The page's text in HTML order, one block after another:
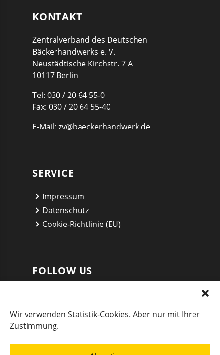
Wir verwenden Statistik-Cookies. Aber nur mit Ihrer
Zustimmung.
KONTAKT
Zentralverband des Deutschen
Bäckerhandwerks e. V.
Neustädtische Kirchstr. 7 A
10117 Berlin
Tel: 030 / 20 64 55-0
Fax: 030 / 20 64 55-40
E-Mail: zv@baeckerhandwerk.de
SERVICE
Impressum
Datenschutz
Cookie-Richtlinie (EU)
FOLLOW US